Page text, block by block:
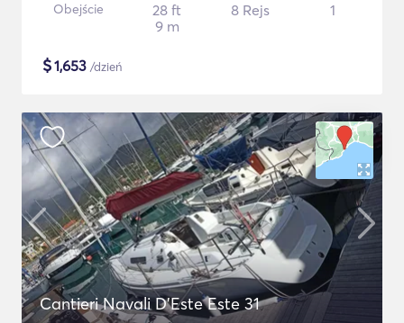
Obejście
28 ft
9 m
8 Rejs 1
$1,653 /dzień
Cantieri Navali D'Este Este 31